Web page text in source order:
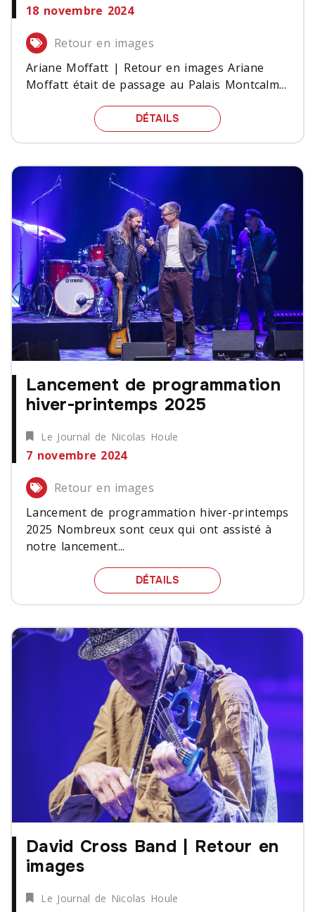
18 novembre 2024
Retour en images
Ariane Moffatt | Retour en images Ariane
Moffatt était de passage au Palais Montcalm...
DÉTAILS ARIANE MOFFATT |
Lancement de programmation
hiver-printemps 2025
Le Journal de Nicolas Houle
7 novembre 2024
Retour en images
Lancement de programmation hiver-printemps
2025 Nombreux sont ceux qui ont assisté à
notre lancement...
DÉTAILS LANCEMENT DE
David Cross Band | Retour en
images
Le Journal de Nicolas Houle